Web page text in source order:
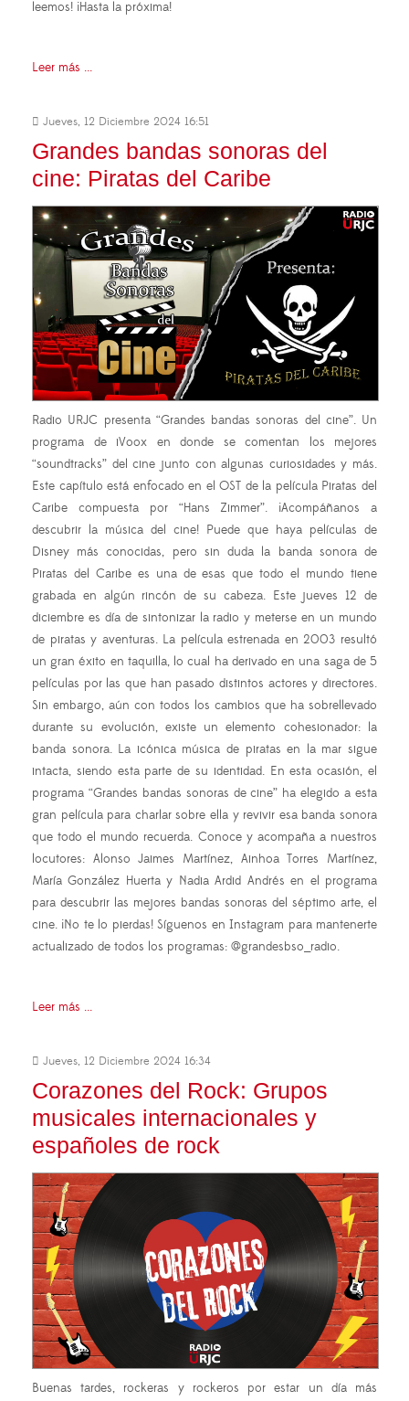
leemos! ¡Hasta la próxima!
Leer más ...
Jueves, 12 Diciembre 2024 16:51
Grandes bandas sonoras del
cine: Piratas del Caribe
Radio URJC presenta “Grandes bandas sonoras del cine”. Un
programa de iVoox en donde se comentan los mejores
“soundtracks” del cine junto con algunas curiosidades y más.
Este capítulo está enfocado en el OST de la película Piratas del
Caribe compuesta por “Hans Zimmer”. ¡Acompáñanos a
descubrir la música del cine! Puede que haya películas de
Disney más conocidas, pero sin duda la banda sonora de
Piratas del Caribe es una de esas que todo el mundo tiene
grabada en algún rincón de su cabeza. Este jueves 12 de
diciembre es día de sintonizar la radio y meterse en un mundo
de piratas y aventuras. La película estrenada en 2003 resultó
un gran éxito en taquilla, lo cual ha derivado en una saga de 5
películas por las que han pasado distintos actores y directores.
Sin embargo, aún con todos los cambios que ha sobrellevado
durante su evolución, existe un elemento cohesionador: la
banda sonora. La icónica música de piratas en la mar sigue
intacta, siendo esta parte de su identidad. En esta ocasión, el
programa “Grandes bandas sonoras de cine” ha elegido a esta
gran película para charlar sobre ella y revivir esa banda sonora
que todo el mundo recuerda. Conoce y acompaña a nuestros
locutores: Alonso Jaimes Martínez, Ainhoa Torres Martínez,
María González Huerta y Nadia Ardid Andrés en el programa
para descubrir las mejores bandas sonoras del séptimo arte, el
cine. ¡No te lo pierdas! Síguenos en Instagram para mantenerte
actualizado de todos los programas: @grandesbso_radio.
Leer más ...
Jueves, 12 Diciembre 2024 16:34
Corazones del Rock: Grupos
musicales internacionales y
españoles de rock
Buenas tardes, rockeras y rockeros por estar un día más